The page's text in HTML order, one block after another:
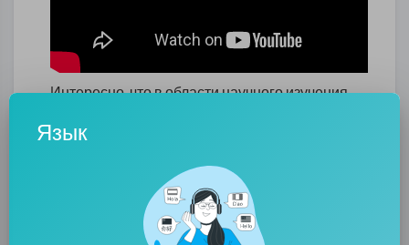
Интересно, что в области научного изучения
спутник NASA Aqua. На его борту были
размещены гиперспектральные системы
MODIS и AIRS, чтобы измерять поглощение
Язык